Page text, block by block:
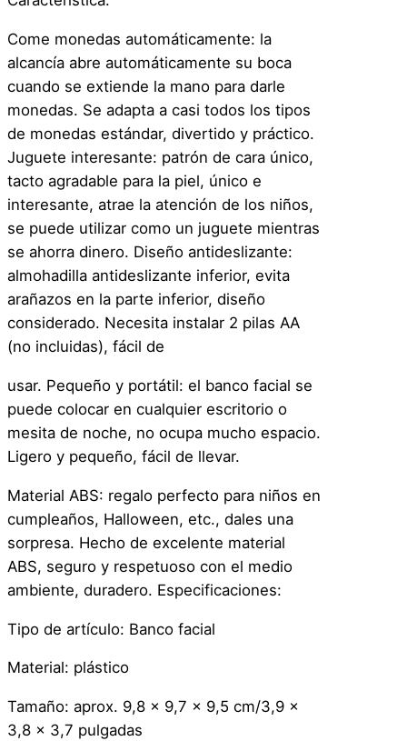
a
n
t
i
d
a
d
Come monedas automáticamente: la
alcancía abre automáticamente su boca
cuando se extiende la mano para darle
monedas. Se adapta a casi todos los tipos
de monedas estándar, divertido y práctico.
Juguete interesante: patrón de cara único,
tacto agradable para la piel, único e
interesante, atrae la atención de los niños,
se puede utilizar como un juguete mientras
se ahorra dinero. Diseño antideslizante:
almohadilla antideslizante inferior, evita
arañazos en la parte inferior, diseño
considerado. Necesita instalar 2 pilas AA
(no incluidas), fácil de
usar. Pequeño y portátil: el banco facial se
puede colocar en cualquier escritorio o
mesita de noche, no ocupa mucho espacio.
Ligero y pequeño, fácil de llevar.
Material ABS: regalo perfecto para niños en
cumpleaños, Halloween, etc., dales una
sorpresa. Hecho de excelente material
ABS, seguro y respetuoso con el medio
ambiente, duradero. Especificaciones:
Tipo de artículo: Banco facial
Material: plástico
Tamaño: aprox. 9,8 x 9,7 x 9,5 cm/3,9 x
3,8 x 3,7 pulgadas